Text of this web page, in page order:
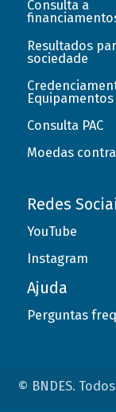
Consulta a
Resultados
sociedade
Equipamentos
Consulta PAC
Moedas
Redes
YouTube
Instagram
Ajuda
Perguntas
© BNDES.